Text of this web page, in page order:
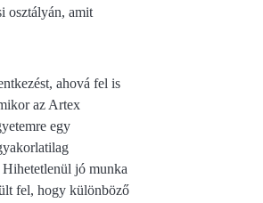
osztályán, amit
ahová fel is
az Artex
egy
Hihetetlenül jó munka
fel, hogy különböző